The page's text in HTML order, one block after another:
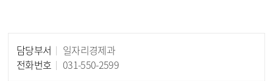
담당부서
일자리경제과
전화번호
031-550-2599